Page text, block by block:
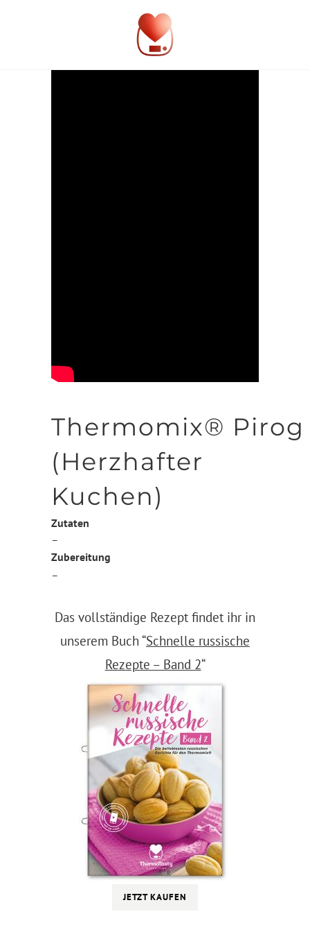
Thermomix® Pirog
(Herzhafter
Kuchen)
Zutaten
–
Zubereitung
–
Das vollständige Rezept findet ihr in
unserem Buch “Schnelle russische
Rezepte – Band 2“
JETZT KAUFEN